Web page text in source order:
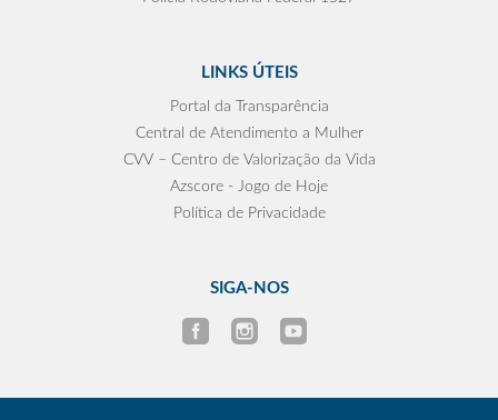
LINKS ÚTEIS
Portal da Transparência
Central de Atendimento a Mulher
CVV – Centro de Valorização da Vida
Azscore - Jogo de Hoje
Política de Privacidade
SIGA-NOS